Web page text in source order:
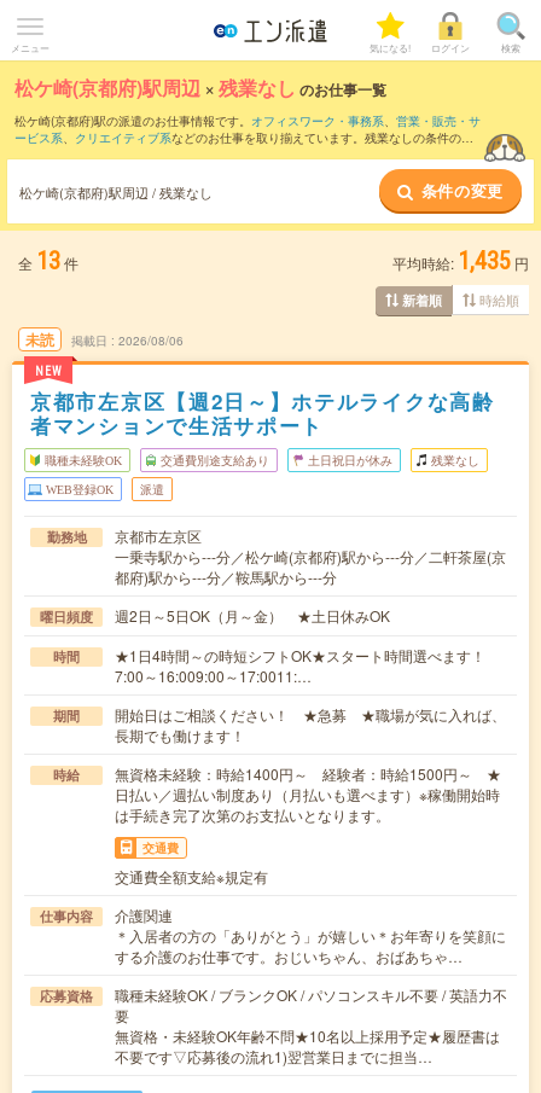
メニュー 気になる! ログイン 検索
松ケ崎(京都府)駅周辺 ×残業なし のお仕事一覧
松ケ崎(京都府)駅の派遣のお仕事情報です。 オフィスワーク・事務系、 営業・販売・サ
ービス系、 クリエイティブ系などのお仕事を取り揃えています。残業なしの条件の他
松ケ崎(京都府)駅周辺 / 残業なし 条件の変更
全 13件 平均時給: 1,435 円
新着順 時給順
未読
NEW
掲載日 2026/08/06
京都市左京区【週2日～】ホテルライクな高齢
者マンションで生活サポート
職種未経験OK 交通費別途支給あり 土日祝日が休み 残業なし
WEB登録OK 派遣
勤務地
京都市左京区
一乗寺駅から---分／松ケ崎(京都府)駅から---分／二軒茶屋(京
都府)駅から---分／鞍馬駅から---分
曜日頻度 週2日～5日OK（月～金） ★土日休みOK
時間
★1日4時間～の時短シフトOK★スタート時間選べます！
7:00～16:009:00～17:0011:…
期間
開始日はご相談ください！ ★急募 ★職場が気に入れば、
長期でも働けます！
時給
無資格未経験：時給1400円～ 経験者：時給1500円～ ★
日払い／週払い制度あり（月払いも選べます）※稼働開始時
は手続き完了次第のお支払いとなります。
交通費
交通費全額支給※規定有
仕事内容
介護関連
＊入居者の方の「ありがとう」が嬉しい＊お年寄りを笑顔に
する介護のお仕事です。おじいちゃん、おばあちゃ…
応募資格
職種未経験OK / ブランクOK / パソコンスキル不要 / 英語力不
要
無資格・未経験OK年齢不問★10名以上採用予定★履歴書は
不要です▽応募後の流れ1)翌営業日までに担当…